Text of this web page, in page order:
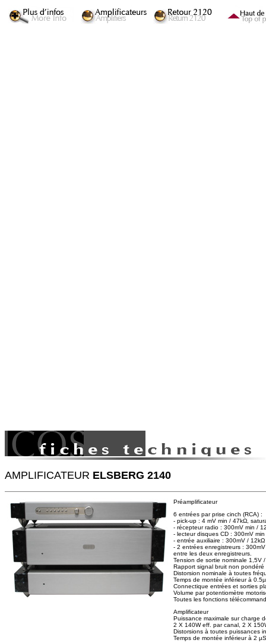
AMPLIFICATEUR ELSBERG 2140
Préamplificateur
6 entrées par prise cinch (RCA) :
- pick-up : 4 mV min / 47kΩ,
- récepteur radio : 300mV min /
- lecteur disques CD : 300mV
- entrée auxiliaire : 300mV / 12kΩ
- 2 entrées enregistreurs :
entre les deux enregistreurs.
Tension de sortie nominale 1,5V
Rapport signal bruit non
Distorsion nominale à toutes
Temps de montée inférieur à
Connectique entrées et sorties
Volume par potentiomètre
Toutes les fonctions
Amplificateur
Puissance maximale sur charge
2 X 140W eff. par canal, 2 X
Distorsions à toutes puissances
Temps de montée inférieur à 2